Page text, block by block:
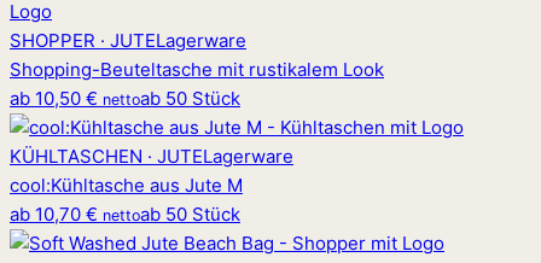
SHOPPER · JUTELagerware
Shopping-Beuteltasche mit rustikalem Look
ab 10,50 € nettoab 50 Stück
KÜHLTASCHEN · JUTELagerware
cool:Kühltasche aus Jute M
ab 10,70 € nettoab 50 Stück